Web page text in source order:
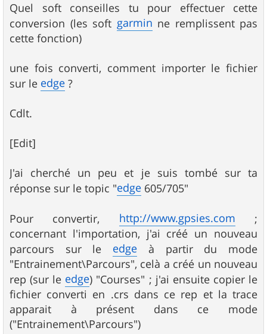
Quel soft conseilles tu pour effectuer cette
conversion (les soft garmin ne remplissent pas
cette fonction)
une fois converti, comment importer le fichier
sur le edge ?
Cdlt.
[Edit]
J'ai cherché un peu et je suis tombé sur ta
réponse sur le topic "edge 605/705"
Pour convertir, http://www.gpsies.com ;
concernant l'importation, j'ai créé un nouveau
parcours sur le edge à partir du mode
"Entrainement\Parcours", celà a créé un nouveau
rep (sur le edge) "Courses" ; j'ai ensuite copier le
fichier converti en .crs dans ce rep et la trace
apparait à présent dans ce mode
("Entrainement\Parcours")